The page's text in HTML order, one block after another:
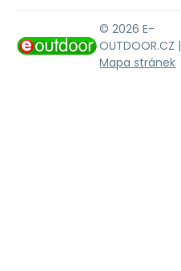
© 2026 E-
OUTDOOR.CZ |
Mapa stránek